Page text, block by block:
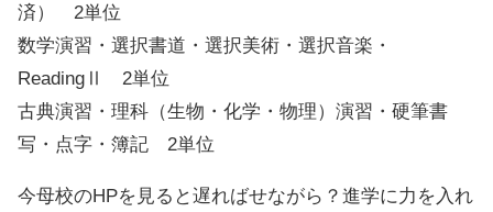
済） 2単位
数学演習・選択書道・選択美術・選択音楽・
ReadingⅡ 2単位
古典演習・理科（生物・化学・物理）演習・硬筆書
写・点字・簿記 2単位
今母校のHPを見ると遅ればせながら？進学に力を入れ